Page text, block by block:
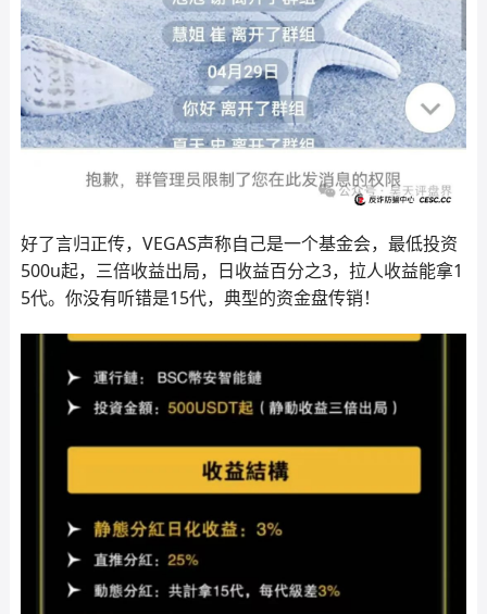
好了言归正传，VEGAS声称自己是一个基金会，最低投资
500u起，三倍收益出局，日收益百分之3，拉人收益能拿1
5代。你没有听错是15代，典型的资金盘传销！